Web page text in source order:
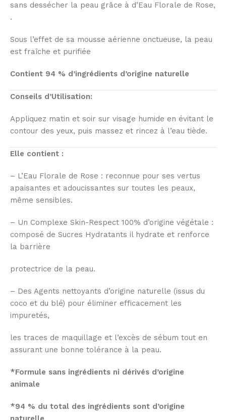
sans dessécher la peau grâce à d’Eau Florale de Rose,
.
Sous l’effet de sa mousse aérienne onctueuse, la peau
est fraîche et purifiée
Contient 94 % d’ingrédients d’origine naturelle
Conseils d’Utilisation:
Appliquez matin et soir sur visage humide en évitant le
contour des yeux, puis massez et rincez à l’eau tiède.
Elle contient :
– L’Eau Florale de Rose : reconnue pour ses vertus
apaisantes et adoucissantes sur toutes les peaux,
même sensibles.
– Un Complexe Skin-Respect 100% d’origine végétale :
composé de Sucres Hydratants il hydrate et renforce
la barrière
protectrice de la peau.
– Des Agents nettoyants d’origine naturelle (issus du
coco et du blé) pour éliminer efficacement les
impuretés,
les traces de maquillage et l’excès de sébum tout en
assurant une bonne tolérance à la peau.
*Formule sans ingrédients ni dérivés d’origine
animale
*94 % du total des ingrédients sont d’origine